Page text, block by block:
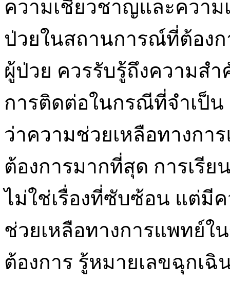
ความเชี่ยวชาญและความ
ป่วยในสถานการณ์ที่ต้องก
ผู้ป่วย ควรรับรู้ถึงความส
การติดต่อในกรณีที่จำเป็
ว่าความช่วยเหลือทางก
ต้องการมากที่สุด การเรีย
ไม่ใช่เรื่องที่ซับซ้อน แต่มี
ช่วยเหลือทางการแพทย์ใ
ต้องการ รู้หมายเลขฉุกเ